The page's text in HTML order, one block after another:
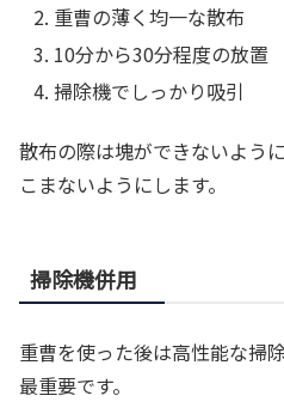
重曹の薄く均一な散布
10分から30分程度の放置
掃除機でしっかり吸引
散布の際は塊ができないよう
こまないようにします。
掃除機併用
重曹を使った後は高性能な掃
最重要です。